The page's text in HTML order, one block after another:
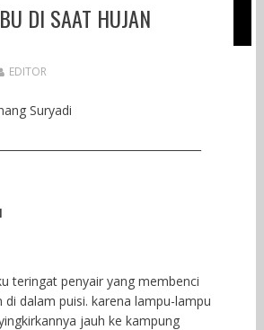
DI SAAT HUJAN
EDITOR
Suryadi
teringat penyair yang membenci
di dalam puisi. karena lampu-lampu
jauh ke kampung